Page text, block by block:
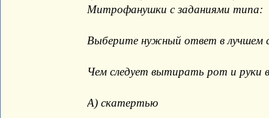
Митрофанушки с заданиями типа:
Выберите нужный ответ в лучшем
Чем следует вытирать рот и руки
А) скатертью